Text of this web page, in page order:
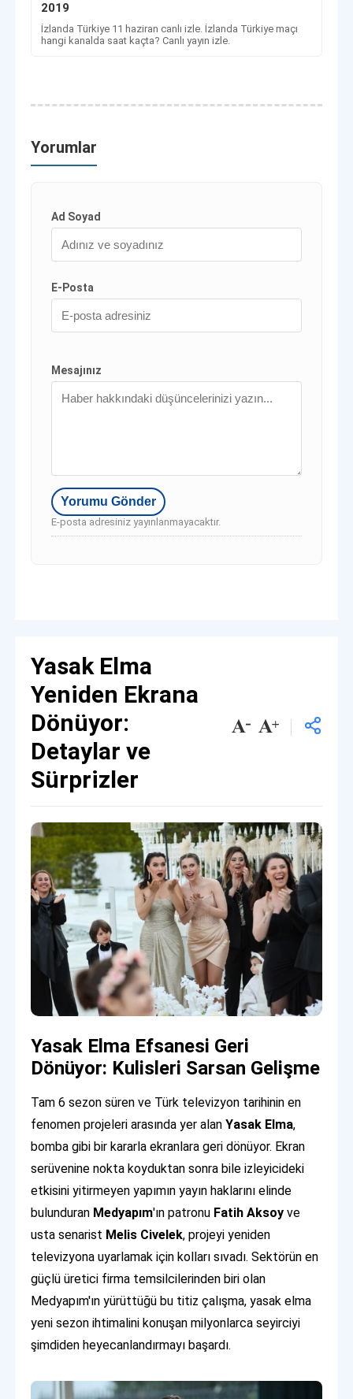
2019
İzlanda Türkiye 11 haziran canlı izle. İzlanda Türkiye maçı
hangi kanalda saat kaçta? Canlı yayın izle.
Yorumlar
Ad Soyad
E-Posta
Mesajınız
E-posta adresiniz yayınlanmayacaktır.
Yasak Elma
Yeniden Ekrana
Dönüyor:
Detaylar ve
Sürprizler
Yasak Elma Efsanesi Geri
Dönüyor: Kulisleri Sarsan Gelişme
Tam 6 sezon süren ve Türk televizyon tarihinin en
fenomen projeleri arasında yer alanYasak Elma,
bomba gibi bir kararla ekranlara geri dönüyor. Ekran
serüvenine nokta koyduktan sonra bile izleyicideki
etkisini yitirmeyen yapımın yayın haklarını elinde
bulunduran Medyapım'ın patronu Fatih Aksoy ve
usta senarist Melis Civelek, projeyi yeniden
televizyona uyarlamak için kolları sıvadı. Sektörün en
güçlü üretici firma temsilcilerinden biri olan
Medyapım'ın yürüttüğü bu titiz çalışma, yasak elma
yeni sezon ihtimalini konuşan milyonlarca seyirciyi
şimdiden heyecanlandırmayı başardı.